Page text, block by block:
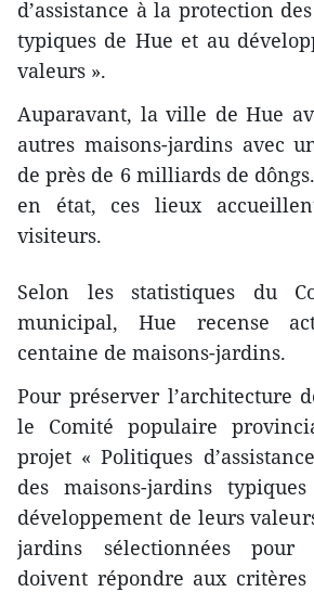
d’assistance à la protection
typiques de Hue et au
valeurs ».
Auparavant, la ville de Hue
autres maisons-jardins avec
de près de 6 milliards de
en état, ces lieux
visiteurs.
Selon les statistiques du
municipal, Hue recense
centaine de maisons-jardins.
Pour préserver l’architecture
le Comité populaire
projet « Politiques
des maisons-jardins
développement de leurs
jardins sélectionnées pour
doivent répondre aux